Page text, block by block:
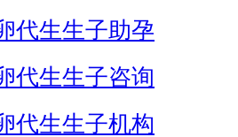
代生生子助孕
代生生子咨询
代生生子机构